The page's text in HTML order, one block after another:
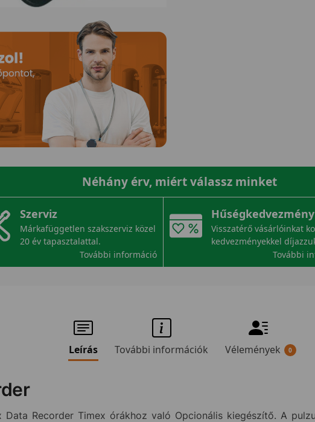
Néhány érv, miért válassz minket
Szerviz
Márkafüggetlen szakszerviz közel
20 év tapasztalattal.
További információ
Hűségkedvezmény
Visszatérő vásárlóinkat
kedvezményekkel
További
Leírás További információk Vélemények 0
Data Recorder Timex órákhoz való Opcionális kiegészítő. A